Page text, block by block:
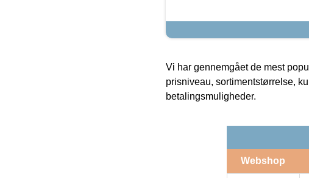
Vi har gennemgået de mest
prisniveau, sortimentstørrelse,
betalingsmuligheder.
Webshop